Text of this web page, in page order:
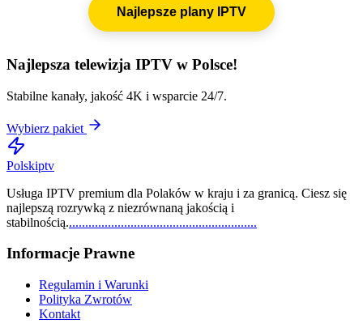
Najlepsze plany IPTV
Najlepsza telewizja IPTV w Polsce!
Stabilne kanały, jakość 4K i wsparcie 24/7.
Wybierz pakiet
Polskiptv
Usługa IPTV premium dla Polaków w kraju i za granicą. Ciesz się
najlepszą rozrywką z niezrównaną jakością i
stabilnością...........................................................
Informacje Prawne
Regulamin i Warunki
Polityka Zwrotów
Kontakt